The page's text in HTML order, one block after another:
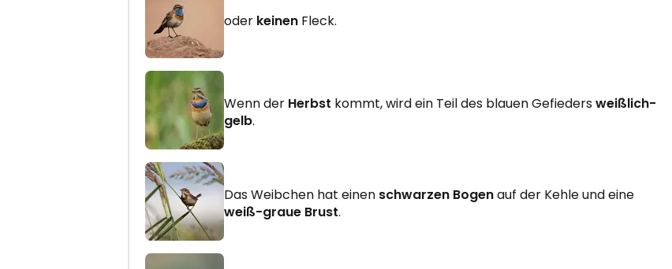
oder keinen Fleck.
Wenn der Herbst kommt, wird ein Teil des blauen Gefiedersweißlich-
gelb.
Das Weibchen hat einen schwarzen Bogenauf der Kehle und eine
weiß-graue Brust.